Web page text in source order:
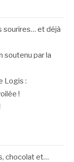
sourires… et déjà
soutenu par la
Logis :
!
chocolat et…